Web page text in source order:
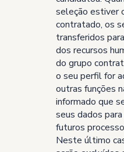
seleção estiver
contratado, os
transferidos
dos recursos
do grupo
o seu perfil for
outras funções
informado que
seus dados
futuros
Neste último